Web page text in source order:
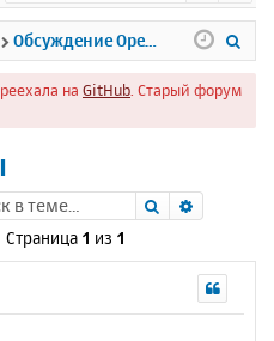
о
д
на GitHub . Старый форум
Поиск
1 из 1